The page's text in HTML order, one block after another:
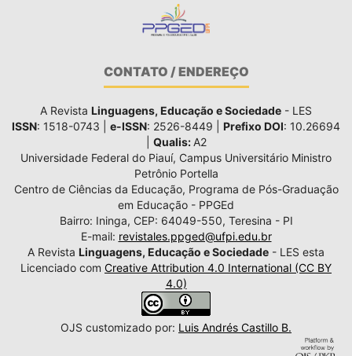
CONTATO / ENDEREÇO
A Revista Linguagens, Educação e Sociedade - LES
ISSN: 1518-0743 | e-ISSN: 2526-8449 | Prefixo DOI: 10.26694
Qualis: A2
Universidade Federal do Piauí, Campus Universitário Ministro
Petrônio Portella
Centro de Ciências da Educação, Programa de Pós-Graduação
em Educação - PPGEd
Bairro: Ininga, CEP: 64049-550, Teresina - PI
E-mail: revistales.ppged@ufpi.edu.br
A Revista Linguagens, Educação e Sociedade - LES esta
Licenciado com Creative Attribution 4.0 International (CC BY
4.0)
OJS customizado por: Luis Andrés Castillo B.